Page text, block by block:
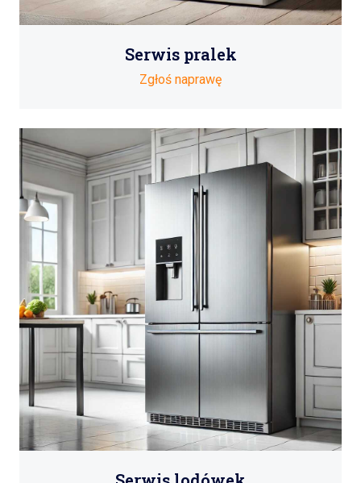
Serwis pralek
Zgłoś naprawę